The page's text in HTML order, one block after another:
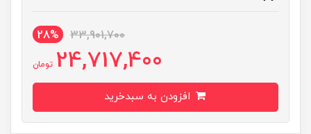
33,901,700
28%
24,717,400 تومان